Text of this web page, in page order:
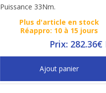
Puissance 33Nm.
Plus d'article en stock
Réappro: 10 à 15 jours
Prix: 282.36€
Ajout panier